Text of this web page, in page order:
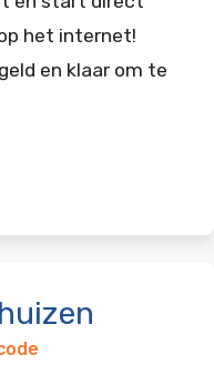
het internet!
en klaar om te